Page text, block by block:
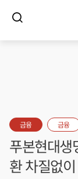
금융 금융
푸본현대생
환 차질없